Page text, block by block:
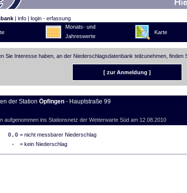
| info| login - erfassung
Monats- und
Jahreswerte
Karte
Sie Interesse haben, an der Niederschlagsdatenbank teilzunehmen, finden
[ zur Anmeldung ]
der Station Öpfingen- Hauptstraße 99
aufgenommen ins Stationsnetz der Wetterwarte Süd am 12.08.2010
0,0 = nicht messbarer Niederschlag
- = kein Niederschlag